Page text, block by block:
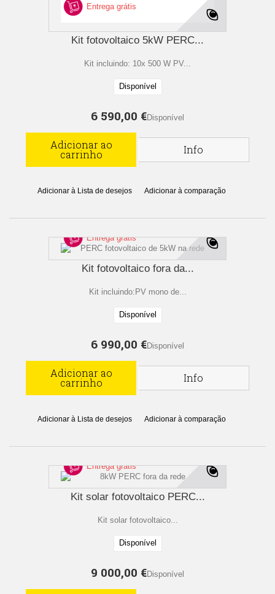
Entrega grátis
Kit fotovoltaico 5kW PERC...
Kit incluindo: 10x 500 W PV...
Disponível
6 590,00 €Disponível
Adicionar ao
carrinho Info
Adicionar à Lista de desejos Adicionar à comparação
Entrega grátis
Kit fotovoltaico fora da...
Kit incluindo:PV mono de...
Disponível
6 990,00 €Disponível
Adicionar ao
carrinho Info
Adicionar à Lista de desejos Adicionar à comparação
Entrega grátis
Kit solar fotovoltaico PERC...
Kit solar fotovoltaico...
Disponível
9 000,00 €Disponível